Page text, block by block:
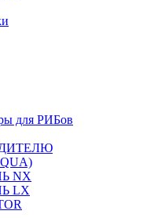
для РИБов
NX
LX